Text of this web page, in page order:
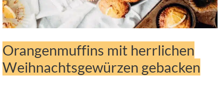
Orangenmuffins mit herrlichen
Weihnachtsgewürzen gebacken